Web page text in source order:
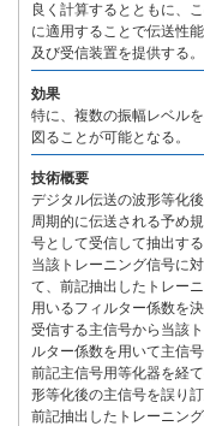
良く計算するとともに、
に適用することで伝送性
及び受信装置を提供する。
効果
特に、複数の振幅レベル
図ることが可能となる。
技術概要
デジタル伝送の波形等化
周期的に伝送される予め
号として受信して抽出す
当該トレーニング信号に
て、前記抽出したトレー
用いるフィルター係数を
受信する主信号から当該
ルター係数を用いて主信
前記主信号用等化器を経
形等化後の主信号を誤り
前記抽出したトレーニン